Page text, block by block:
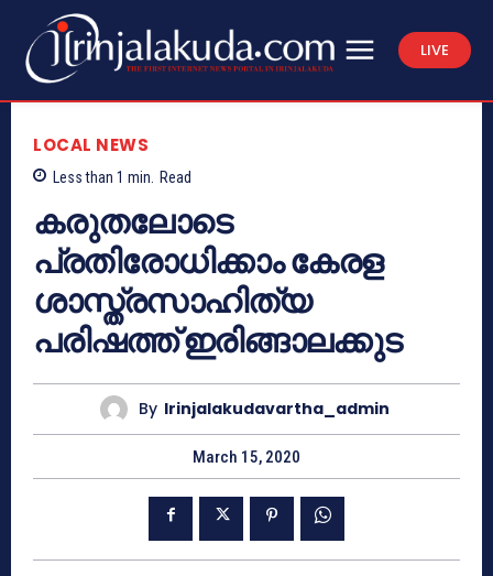
LIVE
LOCAL NEWS
Less than 1 min. Read
കരുതലോടെ
പ്രതിരോധിക്കാം കേരള
ശാസ്ത്രസാഹിത്യ
പരിഷത്ത് ഇരിങ്ങാലക്കുട
By Irinjalakudavartha_admin
March 15, 2020